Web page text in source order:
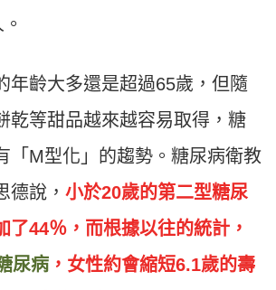
年齡大多還是超過65歲，但隨
乾等甜品越來越容易取得，糖
「M型化」的趨勢。糖尿病衛教
德說， 小於20歲的第二型糖尿
了44％，而根據以往的統計，
尿病 ，女性約會縮短6.1歲的壽